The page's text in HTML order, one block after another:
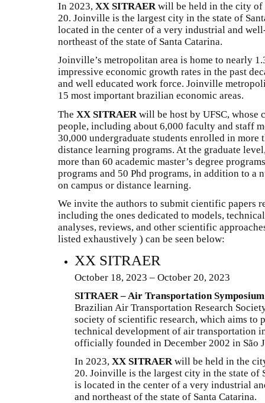
In 2023, XX SITRAERwill be held in the city of
20. Joinville is the largest city in the state of
located in the center of a very industrial and
northeast of the state of Santa Catarina.
Joinville’s metropolitan area is home to nearly
impressive economic growth rates in the past
and well educated work force. Joinville
15 most important brazilian economic areas.
The XX SITRAER will be host by UFSC, whose
people, including about 6,000 faculty and staff
30,000 undergraduate students enrolled in more
distance learning programs. At the graduate
more than 60 academic master’s degree
programs and 50 Phd programs, in addition to a
on campus or distance learning.
We invite the authors to submit cientific papers
including the ones dedicated to models,
analyses, reviews, and other scientific
listed exhaustively ) can be seen below:
XX SITRAER
October 18, 2023 – October 20, 2023
SITRAER – Air Transportation Symposium
Brazilian Air Transportation Research
society of scientific research, which aims to
technical development of air transportation
officially founded in December 2002 in São
In 2023, XX SITRAERwill be held in the
20. Joinville is the largest city in the state of
is located in the center of a very industrial
and northeast of the state of Santa Catarina.